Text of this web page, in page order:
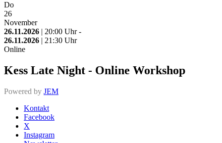
Do
26
November
26.11.2026 | 20:00 Uhr -
26.11.2026 | 21:30 Uhr
Online
Kess Late Night - Online Workshop
Powered by JEM
Kontakt
Facebook
X
Instagram